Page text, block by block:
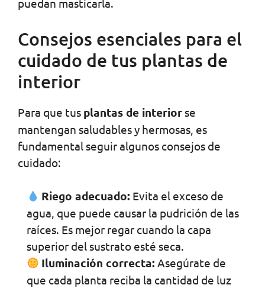
puedan masticarla.
Consejos esenciales para el
cuidado de tus plantas de
interior
Para que tus plantas de interior se
mantengan saludables y hermosas, es
fundamental seguir algunos consejos de
cuidado:
Riego adecuado: Evita el exceso de
agua, que puede causar la pudrición de las
raíces. Es mejor regar cuando la capa
superior del sustrato esté seca.
Iluminación correcta: Asegúrate de
que cada planta reciba la cantidad de luz